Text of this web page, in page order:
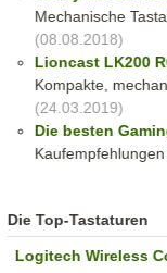
Mechanische
(08.08.2018)
Lioncast LK200
Kompakte,
(24.03.2019)
Die besten
Die Top-Tastaturen
Logitech Wireless